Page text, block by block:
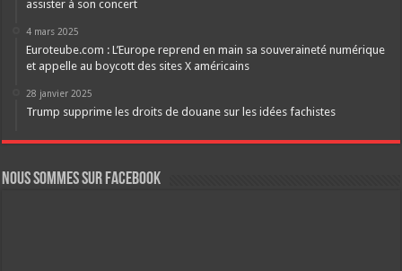
assister à son concert
4 mars 2025
Euroteube.com : L’Europe reprend en main sa souveraineté numérique
et appelle au boycott des sites X américains
28 janvier 2025
Trump supprime les droits de douane sur les idées fachistes
Nous sommes sur FaceBook